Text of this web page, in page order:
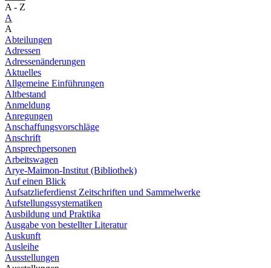
A - Z
A
A
Abteilungen
Adressen
Adressenänderungen
Aktuelles
Allgemeine Einführungen
Altbestand
Anmeldung
Anregungen
Anschaffungsvorschläge
Anschrift
Ansprechpersonen
Arbeitswagen
Arye-Maimon-Institut (Bibliothek)
Auf einen Blick
Aufsatzlieferdienst Zeitschriften und Sammelwerke
Aufstellungssystematiken
Ausbildung und Praktika
Ausgabe von bestellter Literatur
Auskunft
Ausleihe
Ausstellungen